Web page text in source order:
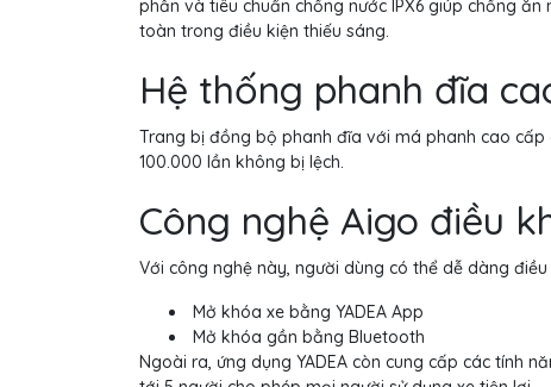
phần và tiêu chuẩn chống nước IPX6 giúp chống
toàn trong điều kiện thiếu sáng.
Hệ thống phanh đĩa
Trang bị đồng bộ phanh đĩa với má phanh cao
100.000 lần không bị lệch.
Công nghệ Aigo điều
Với công nghệ này, người dùng có thể dễ dàng
Mở khóa xe bằng YADEA App
Mở khóa gần bằng Bluetooth
Ngoài ra, ứng dụng YADEA còn cung cấp các tính